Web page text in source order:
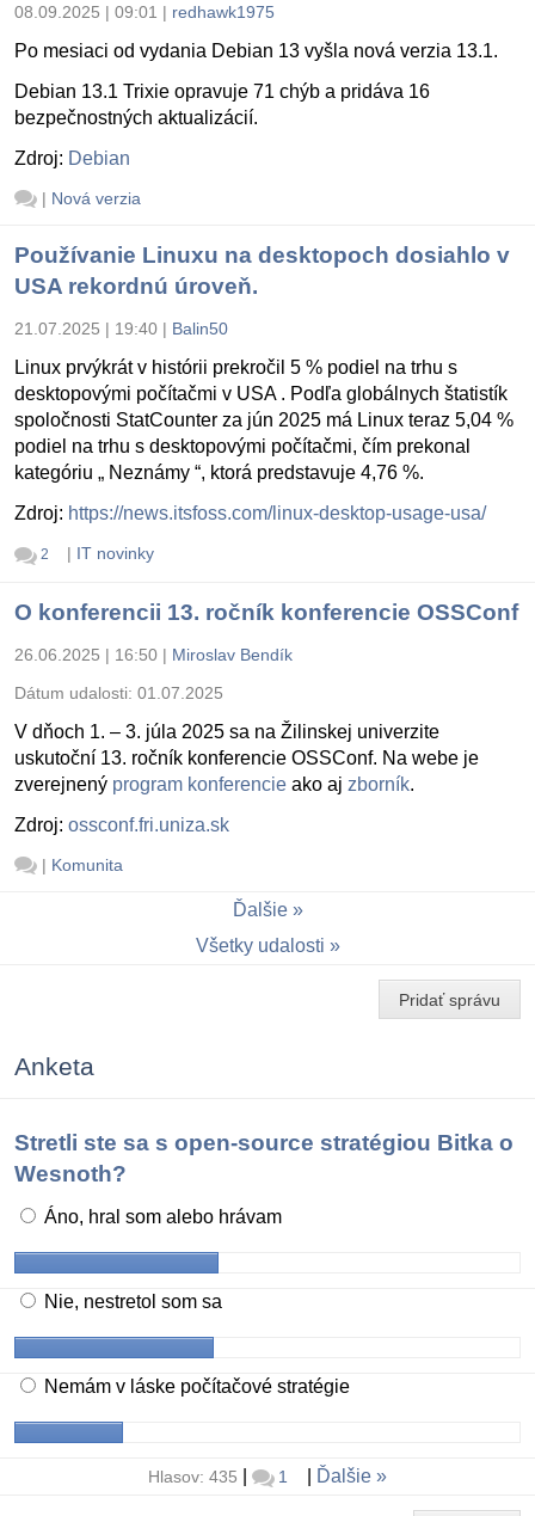
08.09.2025 | 09:01 | redhawk1975
Po mesiaci od vydania Debian 13 vyšla nová verzia 13.1.
Debian 13.1 Trixie opravuje 71 chýb a pridáva 16
bezpečnostných aktualizácií.
Zdroj: Debian
| Nová verzia
Používanie Linuxu na desktopoch dosiahlo v
USA rekordnú úroveň.
21.07.2025 | 19:40 | Balin50
Linux prvýkrát v histórii prekročil 5 % podiel na trhu s
desktopovými počítačmi v USA . Podľa globálnych štatistík
spoločnosti StatCounter za jún 2025 má Linux teraz 5,04 %
podiel na trhu s desktopovými počítačmi, čím prekonal
kategóriu „ Neznámy “, ktorá predstavuje 4,76 %.
Zdroj: https://news.itsfoss.com/linux-desktop-usage-usa/
2 | IT novinky
O konferencii 13. ročník konferencie OSSConf
26.06.2025 | 16:50 | Miroslav Bendík
Dátum udalosti: 01.07.2025
V dňoch 1. – 3. júla 2025 sa na Žilinskej univerzite
uskutoční 13. ročník konferencie OSSConf. Na webe je
zverejnený program konferencie ako aj zborník.
Zdroj: ossconf.fri.uniza.sk
| Komunita
Ďalšie
Všetky udalosti
Pridať správu
Anketa
Stretli ste sa s open-source stratégiou Bitka o
Wesnoth?
Áno, hral som alebo hrávam
Nie, nestretol som sa
Nemám v láske počítačové stratégie
Hlasov: 435 1 Ďalšie